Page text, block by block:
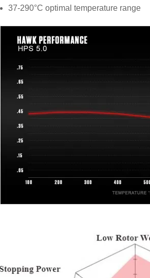
37-290°C optimal temperature range